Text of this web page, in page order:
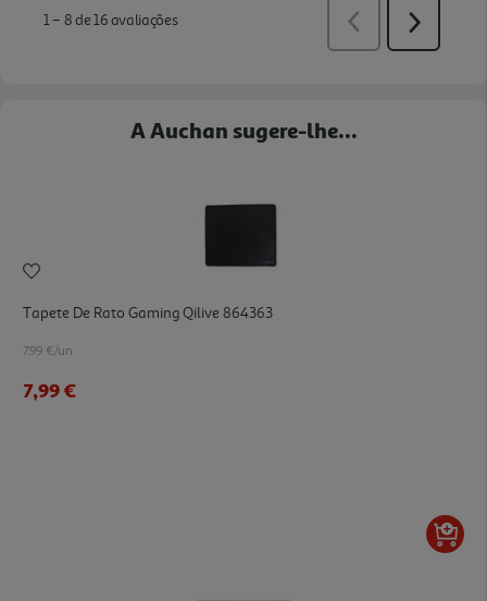
A Auchan sugere-lhe...
Tapete De Rato Gaming Qilive 864363
7.99 €/un
7,99 €